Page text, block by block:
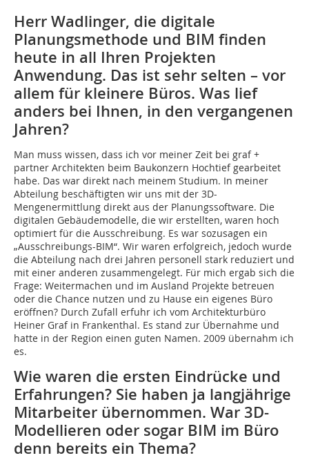
Herr Wadlinger, die digitale
Planungsmethode und BIM finden
heute in all Ihren Projek­ten
Anwendung. Das ist sehr selten – vor
allem für kleinere Büros. Was lief
anders bei Ihnen, in den vergangenen
Jahren?
Man muss wissen, dass ich vor meiner Zeit bei graf +
partner Architekten beim Baukonzern Hochtief gearbeitet
habe. Das war direkt nach meinem Studium. In meiner
Abteilung beschäftigten wir uns mit der 3D-
Mengenermittlung direkt aus der Planungssoftware. Die
digitalen Gebäudemodelle, die wir erstellten, waren hoch
optimiert für die Ausschreibung. Es war sozusagen ein
„Ausschreibungs-BIM“. Wir waren erfolgreich, jedoch wurde
die Abteilung nach drei Jahren personell stark reduziert und
mit einer anderen zusammengelegt. Für mich ergab sich die
Frage: Weitermachen und im Ausland Projekte betreuen
oder die Chance nutzen und zu Hause ein eigenes Büro
eröffnen? Durch Zufall erfuhr ich vom Architekturbüro
Heiner Graf in Frankenthal. Es stand zur Übernahme und
hatte in der Region einen guten Namen. 2009 übernahm ich
es.
Wie waren die ersten Eindrücke und
Erfahrungen? Sie haben ja langjährige
Mitarbeiter übernommen. War 3D-
Modellieren oder sogar BIM im Büro
denn bereits ein Thema?